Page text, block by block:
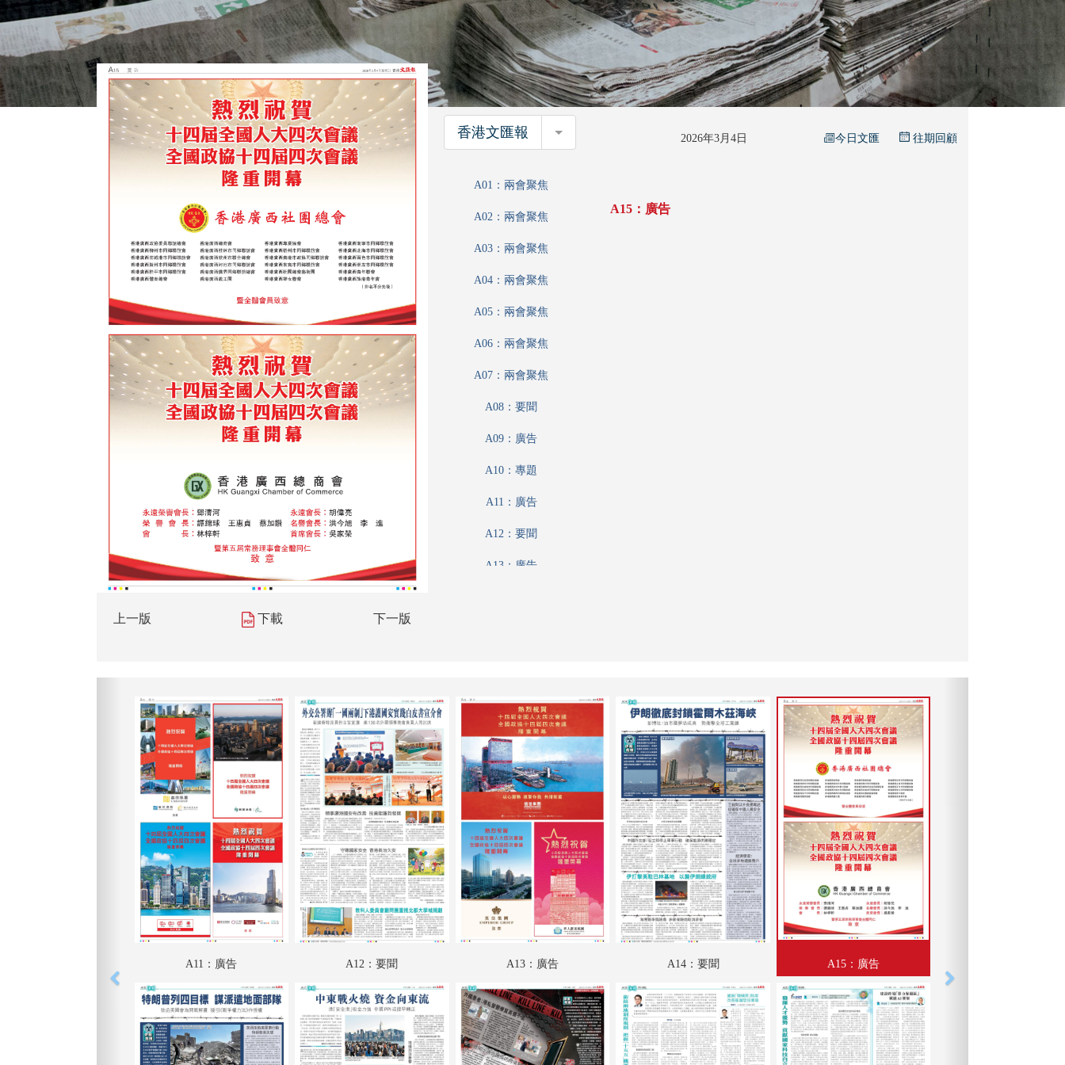
上一版 下載 下一版
香港文匯報 香港文匯報 2026年3月4日 今日文匯 往期回顧
A01：兩會聚焦
A02：兩會聚焦
A03：兩會聚焦
A04：兩會聚焦
A05：兩會聚焦
A06：兩會聚焦
A07：兩會聚焦
A08：要聞
A09：廣告
A10：專題
A11：廣告
A12：要聞
A13：廣告
A18：要聞
A19：香江載道
A20：集思匯
A21：科教啟智
A22：副刊專題
A23：體育
A24：港聞
AA01：賀兩會開幕
AA03：賀兩會開幕
AA04：賀兩會開幕
A15：廣告
A11：廣告 A12：要聞 A13：廣告 A14：要聞 A15：廣告